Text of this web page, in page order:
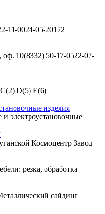
11-0024-05-20172
10(8332) 50-17-0522-07-
D(5) E(6)
изделия
и электроустановочные
Космоцентр Завод
резка, обработка
сайдинг